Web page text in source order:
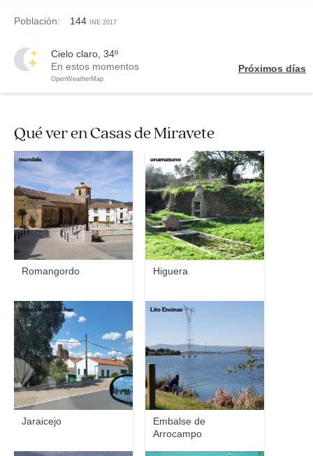
Población: 144 INE 2017
cielo claro, 34º
En estos momentos
OpenWeatherMap
Próximos días
Qué ver en Casas de Miravete
Romangordo
mundele.
Higuera
unamasuno
Jaraicejo
Maite Lopez Sanchez
Embalse de
Arrocampo
Lito Encinas